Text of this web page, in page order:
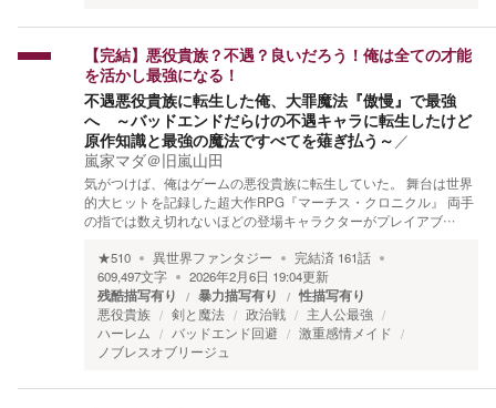
【完結】悪役貴族？不遇？良いだろう！俺は全ての才能
を活かし最強になる！
不遇悪役貴族に転生した俺、大罪魔法『傲慢』で最強
へ ～バッドエンドだらけの不遇キャラに転生したけど
原作知識と最強の魔法ですべてを薙ぎ払う～ ／
嵐家マダ＠旧嵐山田
気がつけば、俺はゲームの悪役貴族に転生していた。 舞台は世界
的大ヒットを記録した超大作RPG『マーチス・クロニクル』 両手
の指では数え切れないほどの登場キャラクターがプレイアブ…
★510 異世界ファンタジー 完結済 161話
609,497文字 2026年2月6日 19:04更新
残酷描写有り 暴力描写有り 性描写有り
悪役貴族 剣と魔法 政治戦
主人公最強
ハーレム
バッドエンド回避
激重感情メイド
ノブレスオブリージュ